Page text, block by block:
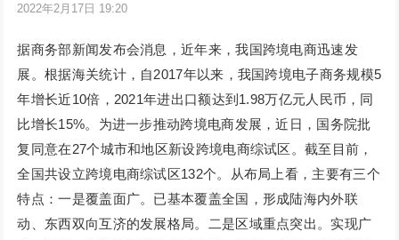
2022年2月17日 19:20
据商务部新闻发布会消息，近年来，我国跨境电商迅速发
展。根据海关统计，自2017年以来，我国跨境电子商务规模5
年增长近10倍，2021年进出口额达到1.98万亿元人民币，同
比增长15%。为进一步推动跨境电商发展，近日，国务院批
复同意在27个城市和地区新设跨境电商综试区。截至目前，
全国共设立跨境电商综试区132个。从布局上看，主要有三个
特点：一是覆盖面广。已基本覆盖全国，形成陆海内外联
动、东西双向互济的发展格局。二是区域重点突出。实现广